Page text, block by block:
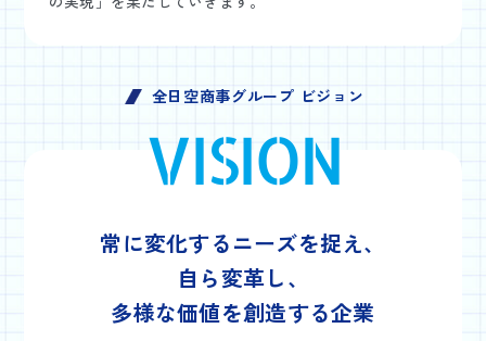
全日空商事グループ ビジョン
VISION
常に変化するニーズを捉え、
自ら変革し、
多様な価値を創造する企業